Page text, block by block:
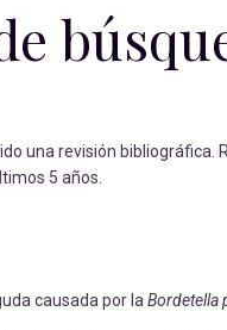
una revisión
5 años.
causada por la Bordetella